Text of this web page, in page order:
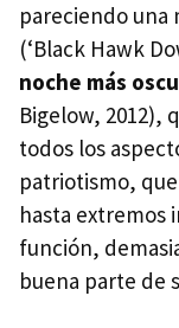
pareciendo una
(‘Black Hawk
noche más
Bigelow, 2012),
todos los
patriotismo,
hasta extremos
función,
buena parte de